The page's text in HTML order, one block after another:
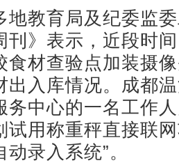
教育局及纪委监委
刊》表示，近段时
食材查验点加装摄
出入库情况。成都
务中心的一名工作
试用称重秤直接联
动录入系统”。